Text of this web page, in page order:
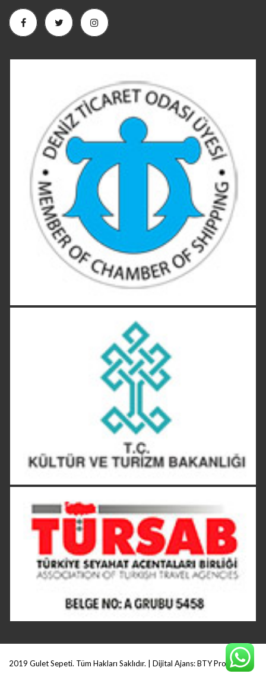
2019 Gulet Sepeti. Tüm Hakları Saklıdır. | Dijital Ajans:BTY Production